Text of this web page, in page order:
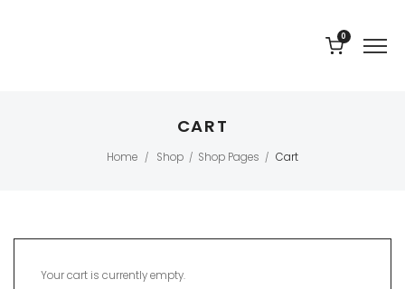
0
CART
Home / Shop / Shop Pages / Cart
Your cart is currently empty.